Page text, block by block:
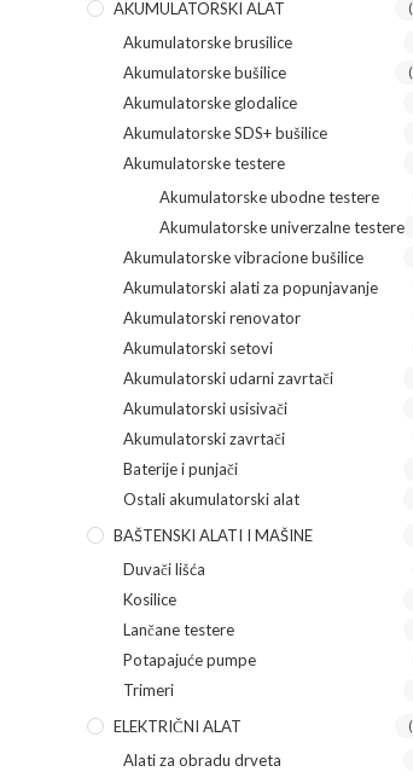
AKUMULATORSKI ALAT
Akumulatorske brusilice
Akumulatorske bušilice
Akumulatorske glodalice
Akumulatorske SDS+ bušilice
Akumulatorske testere
Akumulatorske ubodne testere
Akumulatorske univerzalne testere
Akumulatorske vibracione bušilice
Akumulatorski alati za popunjavanje
Akumulatorski renovator
Akumulatorski setovi
Akumulatorski udarni zavrtači
Akumulatorski usisivači
Akumulatorski zavrtači
Baterije i punjači
Ostali akumulatorski alat
BAŠTENSKI ALATI I MAŠINE
Duvači lišća
Kosilice
Lančane testere
Potapajuće pumpe
Trimeri
ELEKTRIČNI ALAT
Alati za obradu drveta